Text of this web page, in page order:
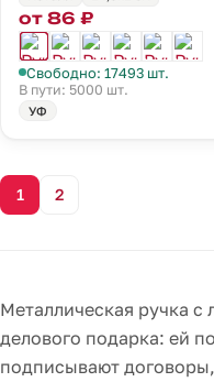
от 86 ₽
Свободно: 17493 шт.
В пути: 5000 шт.
УФ
1 2
Металлическая ручка с
делового подарка: ей
подписывают